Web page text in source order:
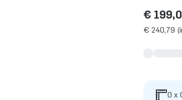
€
€ 240,79
0 x